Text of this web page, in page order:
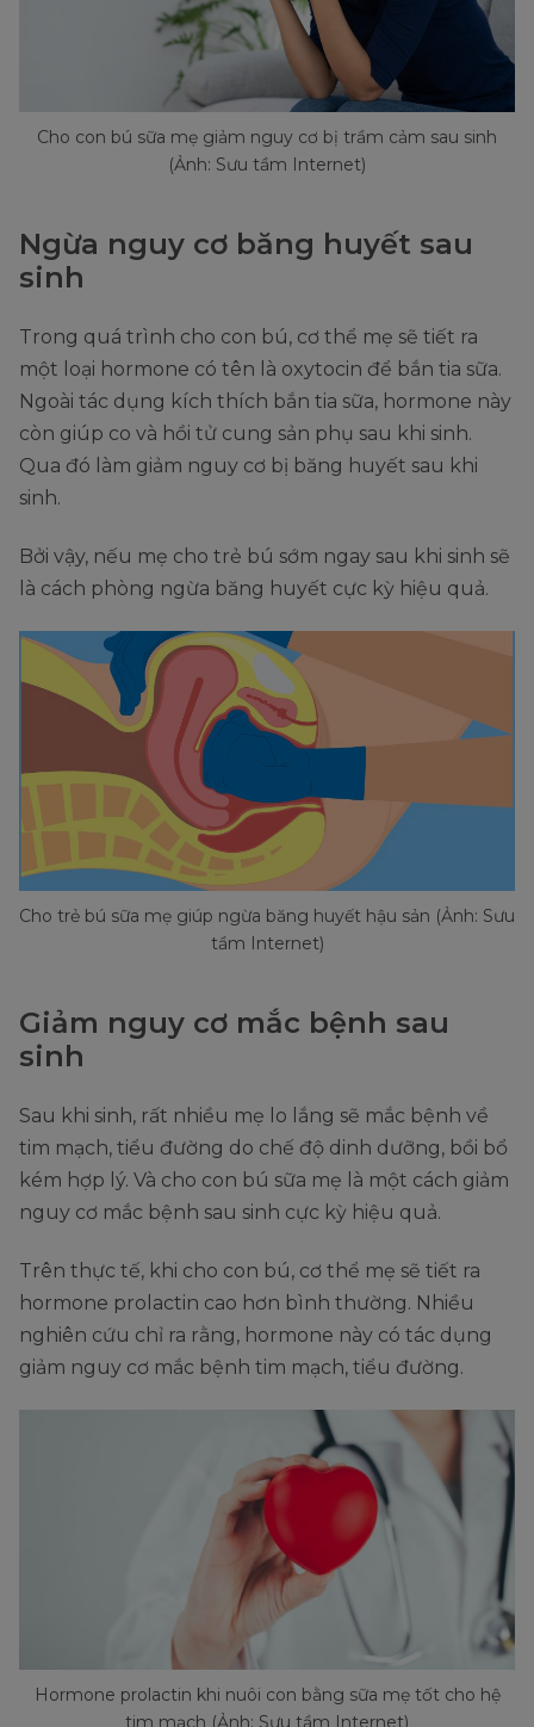
Cho con bú sữa mẹ giảm nguy cơ bị trầm cảm sau sinh
(Ảnh: Sưu tầm Internet)
Ngừa nguy cơ băng huyết sau
sinh
Trong quá trình cho con bú, cơ thể mẹ sẽ tiết ra
một loại hormone có tên là oxytocin để bắn tia sữa.
Ngoài tác dụng kích thích bắn tia sữa, hormone này
còn giúp co và hồi tử cung sản phụ sau khi sinh.
Qua đó làm giảm nguy cơ bị băng huyết sau khi
sinh.
Bởi vậy, nếu mẹ cho trẻ bú sớm ngay sau khi sinh sẽ
là cách phòng ngừa băng huyết cực kỳ hiệu quả.
Cho trẻ bú sữa mẹ giúp ngừa băng huyết hậu sản (Ảnh: Sưu
tầm Internet)
Giảm nguy cơ mắc bệnh sau
sinh
Sau khi sinh, rất nhiều mẹ lo lắng sẽ mắc bệnh về
tim mạch, tiểu đường do chế độ dinh dưỡng, bồi bổ
kém hợp lý. Và cho con bú sữa mẹ là một cách giảm
nguy cơ mắc bệnh sau sinh cực kỳ hiệu quả.
Trên thực tế, khi cho con bú, cơ thể mẹ sẽ tiết ra
hormone prolactin cao hơn bình thường. Nhiều
nghiên cứu chỉ ra rằng, hormone này có tác dụng
giảm nguy cơ mắc bệnh tim mạch, tiểu đường.
Hormone prolactin khi nuôi con bằng sữa mẹ tốt cho hệ